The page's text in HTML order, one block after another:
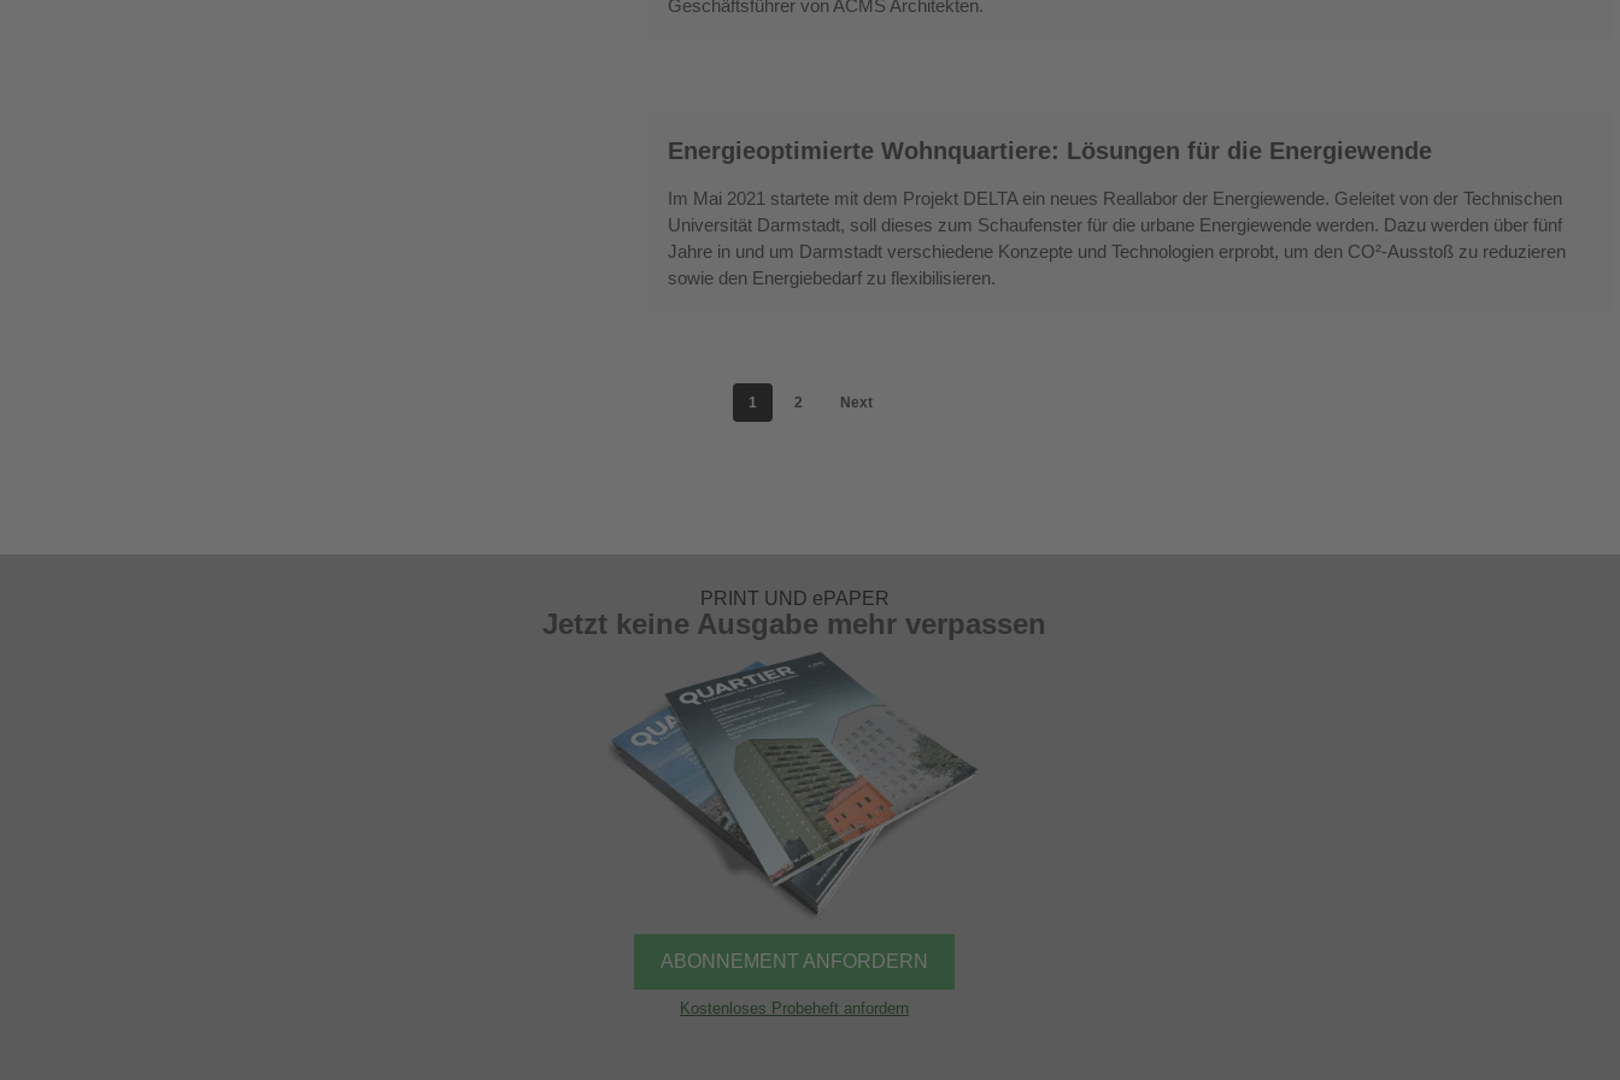
Architekten:
Geschäftsführer von ACMS Architekten.
Wohnquartiere:
Lösungen
für
die
Energiewende
Energieoptimierte Wohnquartiere: Lösungen für die Energiewende
Im Mai 2021 startete mit dem Projekt DELTA ein neues Reallabor der Energiewende. Geleitet von der Technischen
Universität Darmstadt, soll dieses zum Schaufenster für die urbane Energiewende werden. Dazu werden über fünf
Jahre in und um Darmstadt verschiedene Konzepte und Technologien erprobt, um den CO²-Ausstoß zu reduzieren
sowie den Energiebedarf zu flexibilisieren.
1 2 Next
PRINT UND ePAPER
Jetzt keine Ausgabe mehr verpassen
ABONNEMENT ANFORDERN
Kostenloses Probeheft anfordern